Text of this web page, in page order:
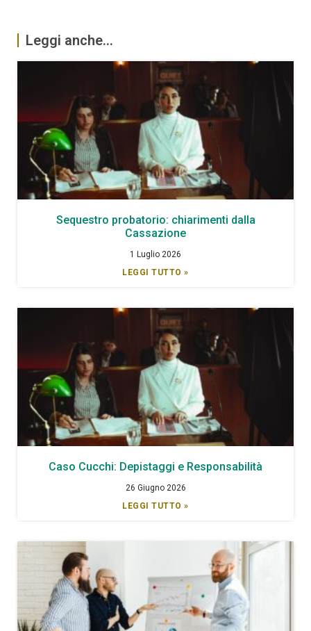
Leggi anche...
Sequestro probatorio: chiarimenti dalla
Cassazione
1 Luglio 2026
LEGGI TUTTO »
Caso Cucchi: Depistaggi e Responsabilità
26 Giugno 2026
LEGGI TUTTO »